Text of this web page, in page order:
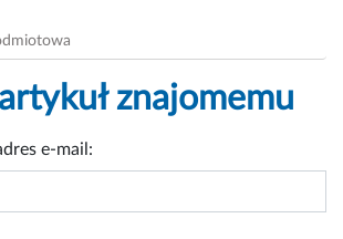
znajomemu
e-mail: